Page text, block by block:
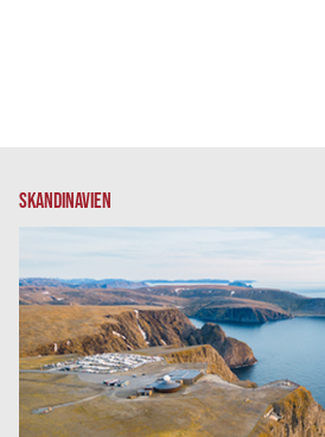
SKANDINAVIEN